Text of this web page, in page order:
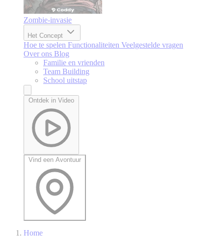
Zombie-invasie
Het Concept
Hoe te spelen Functionaliteiten Veelgestelde vragen
Over ons Blog
Familie en vrienden
Team Building
School uitstap
Ontdek in Video
Vind een Avontuur
Home